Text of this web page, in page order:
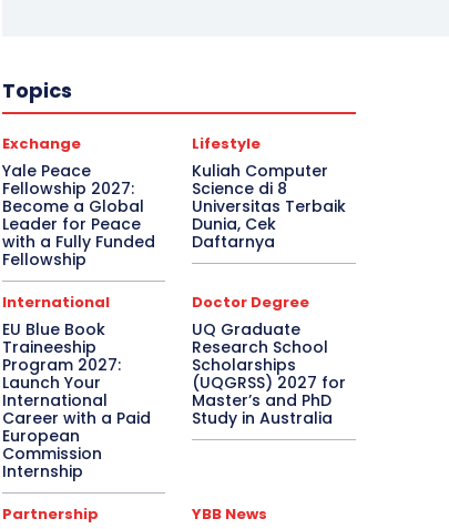
Topics
Exchange
Yale Peace
Fellowship 2027:
Become a Global
Leader for Peace
with a Fully Funded
Fellowship
Lifestyle
Kuliah Computer
Science di 8
Universitas Terbaik
Dunia, Cek
Daftarnya
International
EU Blue Book
Traineeship
Program 2027:
Launch Your
International
Career with a Paid
European
Commission
Internship
Doctor Degree
UQ Graduate
Research School
Scholarships
(UQGRSS) 2027 for
Master’s and PhD
Study in Australia
Partnership YBB News